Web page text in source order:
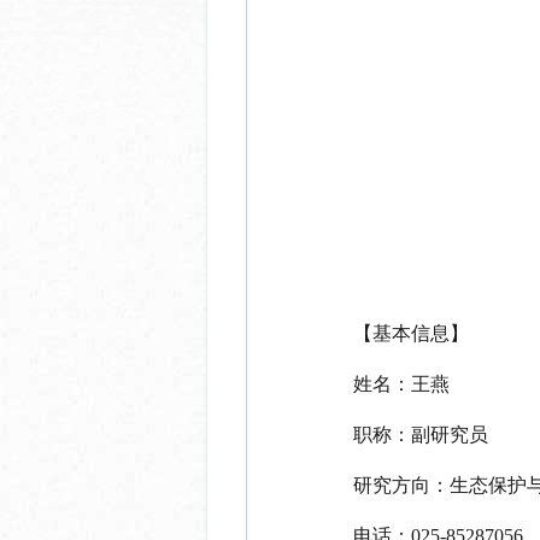
【基本信息】
姓名：王燕
职称：副研究员
研究方向：生态保护